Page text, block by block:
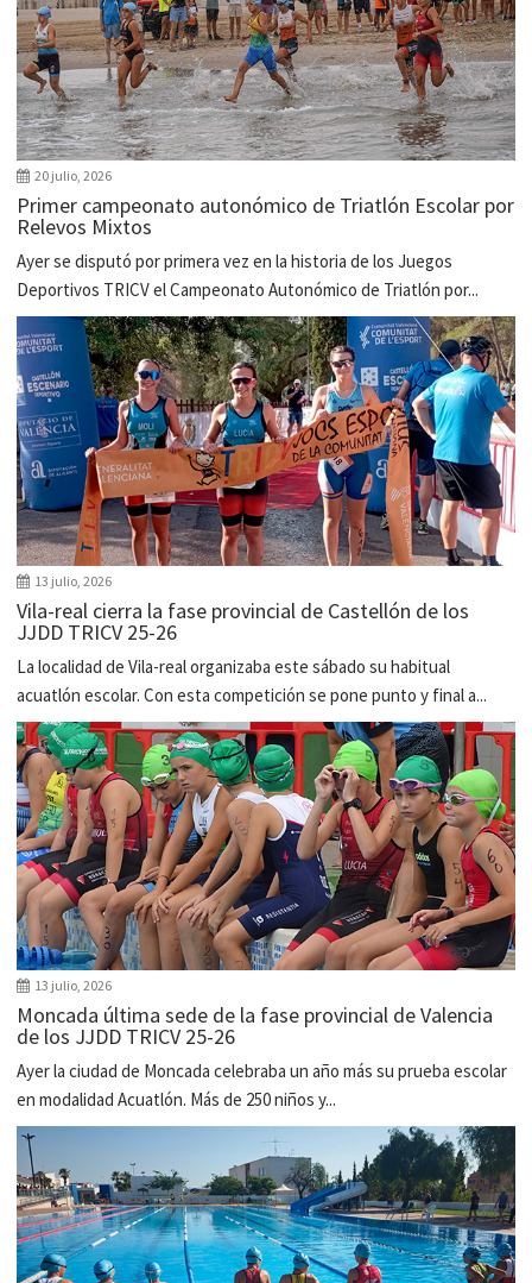
20 julio, 2026
Primer campeonato autonómico de Triatlón Escolar por
Relevos Mixtos
Ayer se disputó por primera vez en la historia de los Juegos
Deportivos TRICV el Campeonato Autonómico de Triatlón por...
13 julio, 2026
Vila-real cierra la fase provincial de Castellón de los
JJDD TRICV 25-26
La localidad de Vila-real organizaba este sábado su habitual
acuatlón escolar. Con esta competición se pone punto y final a...
13 julio, 2026
Moncada última sede de la fase provincial de Valencia
de los JJDD TRICV 25-26
Ayer la ciudad de Moncada celebraba un año más su prueba escolar
en modalidad Acuatlón. Más de 250 niños y...